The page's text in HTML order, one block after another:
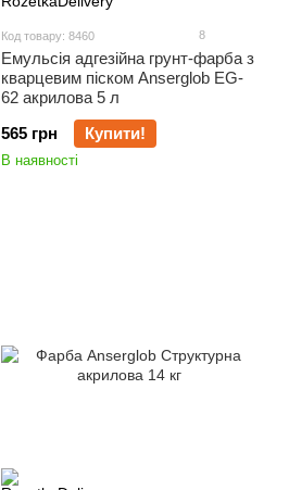
Код товару: 8460 8
Емульсія адгезійна грунт-фарба з
кварцевим піском Anserglob EG-
62 акрилова 5 л
565 грн
Купити!
В наявності